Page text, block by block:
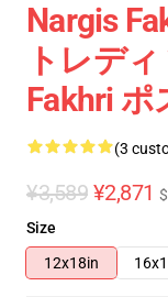
Nargis
トレデ
Fakhri ポ
(3
¥3,589 ¥2,871
Size
12x18in